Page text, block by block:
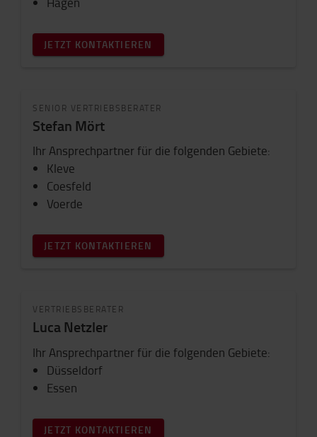
JETZT KONTAKTIEREN
SENIOR VERTRIEBSBERATER
Stefan Mört
Ihr Ansprechpartner für die folgenden Gebiete:
Kleve
Coesfeld
Voerde
JETZT KONTAKTIEREN
VERTRIEBSBERATER
Luca Netzler
Ihr Ansprechpartner für die folgenden Gebiete:
Düsseldorf
Essen
JETZT KONTAKTIEREN